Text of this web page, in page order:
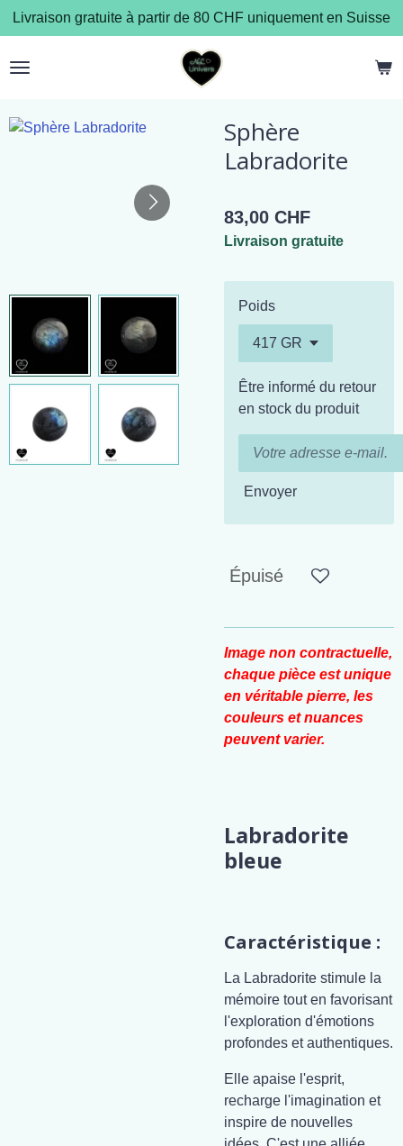
Passer
au
contenu
Livraison gratuite à partir de 80 CHF uniquement en Suisse
Sphère
Labradorite
83,00 CHF
Livraison gratuite
Poids
Être informé du retour
en stock du produit
Envoyer
Épuisé
Image non contractuelle,
chaque pièce est unique
en véritable pierre, les
couleurs et nuances
peuvent varier.
Labradorite
bleue
Caractéristique :
La Labradorite stimule la
mémoire tout en favorisant
l'exploration d'émotions
profondes et authentiques.
Elle apaise l'esprit,
recharge l'imagination et
inspire de nouvelles